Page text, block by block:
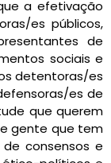
a efetivação
es públicos,
de
sociais e
detentoras/es
es de
que querem
gente que tem
consensos e